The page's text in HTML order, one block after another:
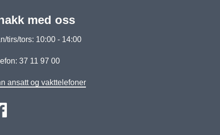
med oss
tirs/tors: 10:00 - 14:00
37 11 97 00
ansatt og vakttelefoner